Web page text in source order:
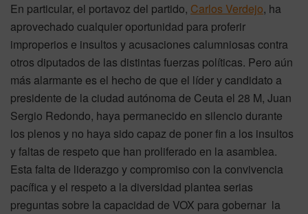
En particular, el portavoz del partido, Carlos Verdejo, ha
aprovechado cualquier oportunidad para proferir
improperios e insultos y acusaciones calumniosas contra
otros diputados de las distintas fuerzas políticas. Pero aún
más alarmante es el hecho de que el líder y candidato a
presidente de la ciudad autónoma de Ceuta el 28 M, Juan
Sergio Redondo, haya permanecido en silencio durante
los plenos y no haya sido capaz de poner fin a los insultos
y faltas de respeto que han proliferado en la asamblea.
Esta falta de liderazgo y compromiso con la convivencia
pacífica y el respeto a la diversidad plantea serias
preguntas sobre la capacidad de VOX para gobernar la